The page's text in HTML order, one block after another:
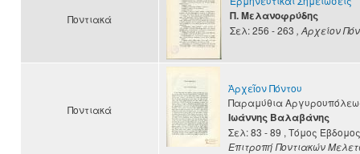
Ποντιακά
Π. Μελανοφρύδης
Σελ: 256 - 263 , Αρχείον
Ποντιακά
Ἀρχεῖον Πόντου
Παραμύθια
Ιωάννης Βαλαβάνης
Σελ: 83 - 89 , Τόμος Έβδομος
Επιτροπή Ποντιακών